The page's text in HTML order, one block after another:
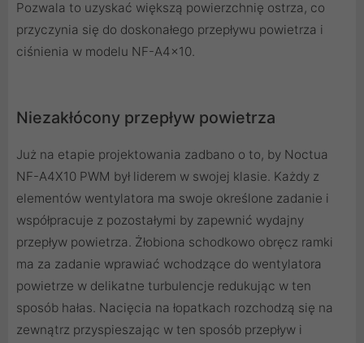
Pozwala to uzyskać większą powierzchnię ostrza, co
przyczynia się do doskonałego przepływu powietrza i
ciśnienia w modelu NF-A4x10.
Niezakłócony przepływ powietrza
Już na etapie projektowania zadbano o to, by Noctua
NF-A4X10 PWM był liderem w swojej klasie. Każdy z
elementów wentylatora ma swoje określone zadanie i
współpracuje z pozostałymi by zapewnić wydajny
przepływ powietrza. Żłobiona schodkowo obręcz ramki
ma za zadanie wprawiać wchodzące do wentylatora
powietrze w delikatne turbulencje redukując w ten
sposób hałas. Nacięcia na łopatkach rozchodzą się na
zewnątrz przyspieszając w ten sposób przepływ i